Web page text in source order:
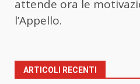
attende ora le
l’Appello.
ARTICOLI RECENTI